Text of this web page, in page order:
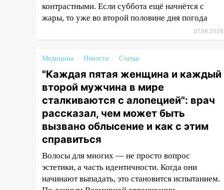
16:26 В Ульяновске бесплатно
покажут матч «Волги» под
госуниверситете разработают
отечественный прибор для
цифровой ПЦР
15:47 Ульяновцы могут
вернуть деньги за абонементы
закрывшегося фитнес-клуба
«Рекорд-Fitness»
15:34 После вмешательства
прокуратуры в селах
Ульяновской области привели
в порядок детские площадки
контрастными. Если суббота ещё начнётся с
жары, то уже во второй половине дня погода
07.08.2026
Медицина Новости Статьи
"Каждая пятая женщина и каждый
второй мужчина в мире
сталкиваются с алопецией": врач
рассказал, чем может быть
вызвано облысение и как с этим
справиться
Волосы для многих — не просто вопрос
эстетики, а часть идентичности. Когда они
начинают выпадать, это становится испытанием.